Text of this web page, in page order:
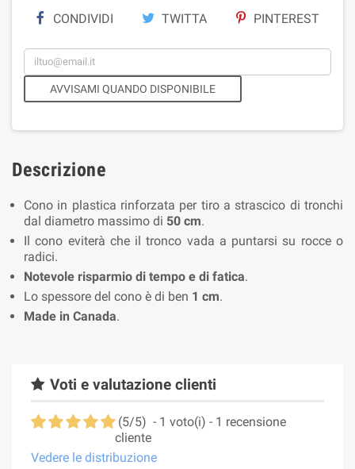
CONDIVIDI TWITTA PINTEREST
AVVISAMI QUANDO DISPONIBILE
Descrizione
Cono in plastica rinforzata per tiro a strascico di tronchi
dal diametro massimo di 50 cm.
Il cono eviterà che il tronco vada a puntarsi su rocce o
radici.
Notevole risparmio di tempo e di fatica.
Lo spessore del cono è di ben 1 cm.
Made in Canada.
Voti e valutazione clienti
(5/5) - 1 voto(i) - 1 recensione
cliente
Vedere le distribuzione